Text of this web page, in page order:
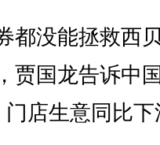
没能拯救西
贾国龙告诉中
门店生意同比下